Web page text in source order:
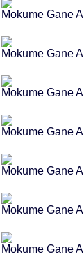
Mokume Gane
Mokume Gane
Mokume Gane
Mokume Gane
Mokume Gane
Mokume Gane
Mokume Gane